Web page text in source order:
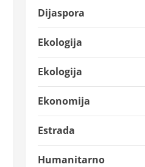
Dijaspora
Ekologija
Ekologija
Ekonomija
Estrada
Humanitarno